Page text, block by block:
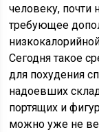
человеку,
требующее
Сегодня такое
для похудения
надоевших
портящих и
можно уже не